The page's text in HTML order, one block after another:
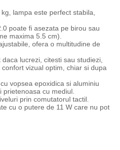
lampa este perfect stabila,
poate fi asezata pe birou sau
maxima 5.5 cm).
ofera o multitudine de
lucrezi, citesti sau studiezi,
vizual optim, chiar si dupa
vopsea epoxidica si aluminiu
cu mediul.
prin comutatorul tactil.
cu o putere de 11 W care nu pot